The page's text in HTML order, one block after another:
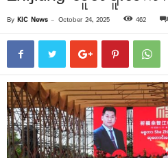
By KIC News - October 24, 2025 462